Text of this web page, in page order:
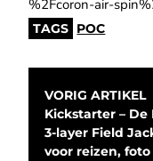
%2Fcoron-air-
TAGS POC
VORIG ARTIKEL
Kickstarter – De
3-layer Field
voor reizen, foto